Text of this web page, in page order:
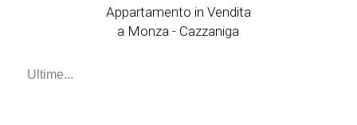
Appartamento in Vendita
a Monza - Cazzaniga
Ultime...